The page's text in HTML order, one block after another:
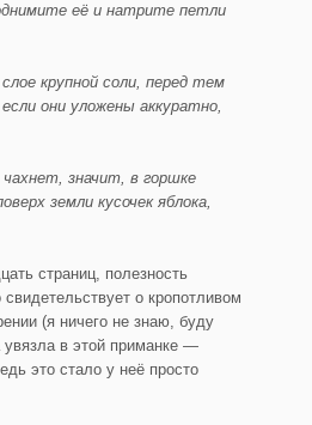
её и натрите петли
крупной соли, перед тем
они уложены аккуратно,
значит, в горшке
земли кусочек яблока,
страниц, полезность
о кропотливом
(я ничего не знаю, буду
увязла в этой приманке —
это стало у неё просто